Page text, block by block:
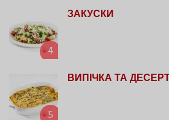
4
ЗАКУСКИ
5
ВИПІЧКА ТА